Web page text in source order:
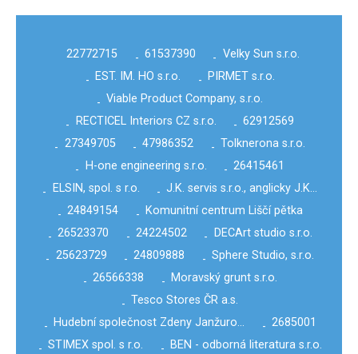
22772715 - 61537390 - Velky Sun s.r.o.
- EST. IM. HO s.r.o. - PIRMET s.r.o.
- Viable Product Company, s.r.o.
-
RECTICEL Interiors CZ s.r.o. - 62912569
- 27349705 - 47986352 - Tolknerona s.r.o.
-
H-one engineering s.r.o. - 26415461
-
ELSIN, spol. s r.o. - J.K. servis s.r.o., anglicky J.K…
- 24849154 - Komunitní centrum Liščí pětka
- 26523370 - 24224502 -
DECArt studio s.r.o.
- 25623729 - 24809888 - Sphere Studio, s.r.o.
- 26566338 - Moravský grunt s.r.o.
- Tesco Stores ČR a.s.
- Hudební společnost Zdeny Janžuro… - 2685001
- STIMEX spol. s r.o. - BEN - odborná literatura s.r.o.